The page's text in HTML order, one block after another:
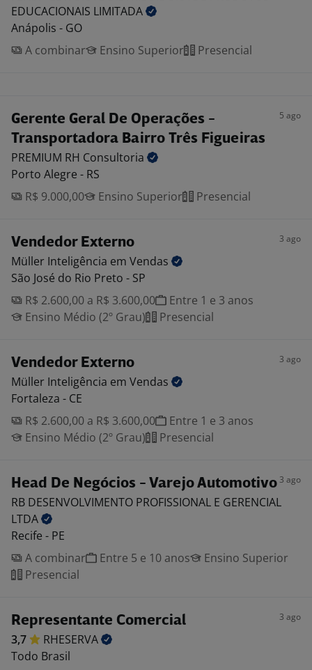
EDUCACIONAIS LIMITADA
Anápolis - GO
A combinar
Ensino Superior Presencial
Gerente Geral De Operações -
Transportadora Bairro Três Figueiras
5 ago
PREMIUM RH Consultoria
Porto Alegre - RS
R$ 9.000,00
Ensino Superior Presencial
Vendedor Externo 3 ago
Müller Inteligência em Vendas
São José do Rio Preto - SP
R$ 2.600,00 a R$ 3.600,00
Entre 1 e 3 anos
Ensino Médio (2º Grau)
Presencial
Vendedor Externo 3 ago
Müller Inteligência em Vendas
Fortaleza - CE
R$ 2.600,00 a R$ 3.600,00
Entre 1 e 3 anos
Ensino Médio (2º Grau)
Presencial
Head De Negócios - Varejo Automotivo 3 ago
RB DESENVOLVIMENTO PROFISSIONAL E GERENCIAL
LTDA
Recife - PE
A combinar
Entre 5 e 10 anos
Ensino Superior
Presencial
Representante Comercial 3 ago
3,7
RHESERVA
Todo Brasil